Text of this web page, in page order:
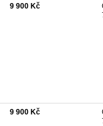
9 900 Kč
9 900 Kč